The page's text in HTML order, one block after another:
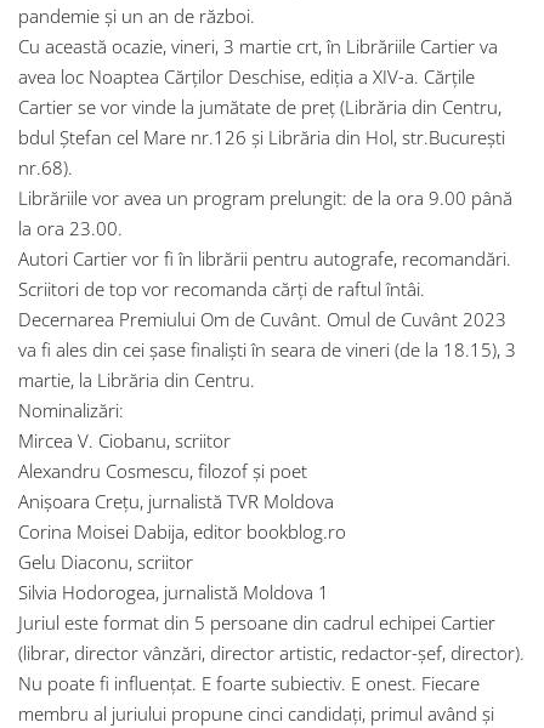
pandemie și un an de război.
Cu această ocazie, vineri, 3 martie crt, în Librăriile Cartier va
avea loc Noaptea Cărților Deschise, ediția a XIV-a. Cărțile
Cartier se vor vinde la jumătate de preț (Librăria din Centru,
bdul Ștefan cel Mare nr.126 și Librăria din Hol, str.București
nr.68).
Librăriile vor avea un program prelungit: de la ora 9.00 până
la ora 23.00.
Autori Cartier vor fi în librării pentru autografe, recomandări.
Scriitori de top vor recomanda cărți de raftul întâi.
Decernarea Premiului Om de Cuvânt. Omul de Cuvânt 2023
va fi ales din cei șase finaliști în seara de vineri (de la 18.15), 3
martie, la Librăria din Centru.
Nominalizări:
Mircea V. Ciobanu, scriitor
Alexandru Cosmescu, filozof și poet
Anișoara Crețu, jurnalistă TVR Moldova
Corina Moisei Dabija, editor bookblog.ro
Gelu Diaconu, scriitor
Silvia Hodorogea, jurnalistă Moldova 1
Juriul este format din 5 persoane din cadrul echipei Cartier
(librar, director vânzări, director artistic, redactor-șef, director).
Nu poate fi influențat. E foarte subiectiv. E onest. Fiecare
membru al juriului propune cinci candidați, primul având și